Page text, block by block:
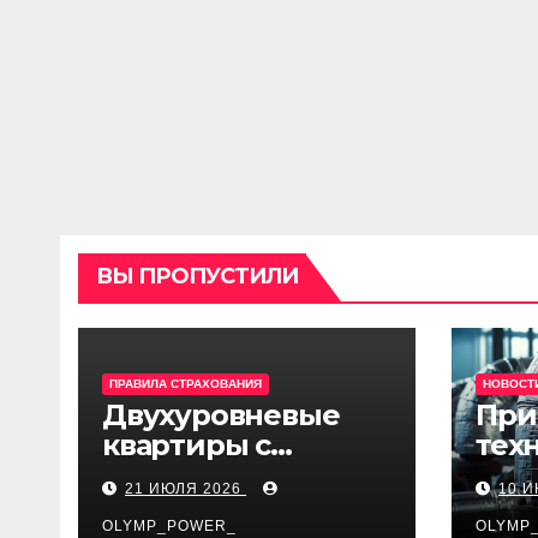
ВЫ ПРОПУСТИЛИ
ПРАВИЛА СТРАХОВАНИЯ
Двухуровневые
квартиры с
верхним светом и
террасой в готовом
21 ИЮЛЯ 2026
OLYMP_POWER_
10